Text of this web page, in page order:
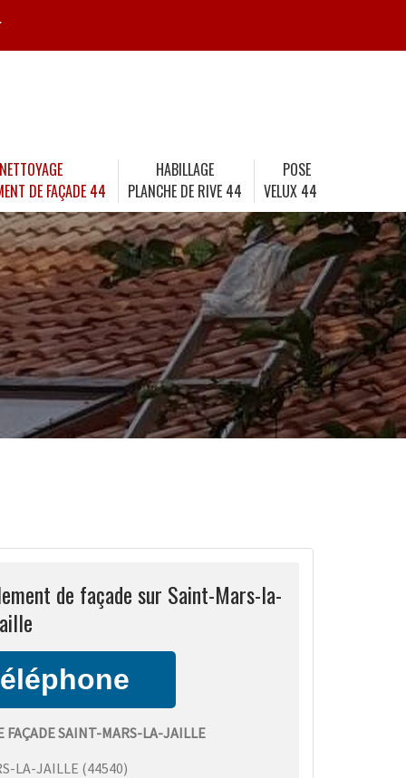
DE FAÇADE 44
HABILLAGE
PLANCHE DE RIVE 44
POSE
VELUX 44
de façade sur Saint-Mars-la-
FAÇADE SAINT-MARS-LA-JAILLE
LA-JAILLE (44540)